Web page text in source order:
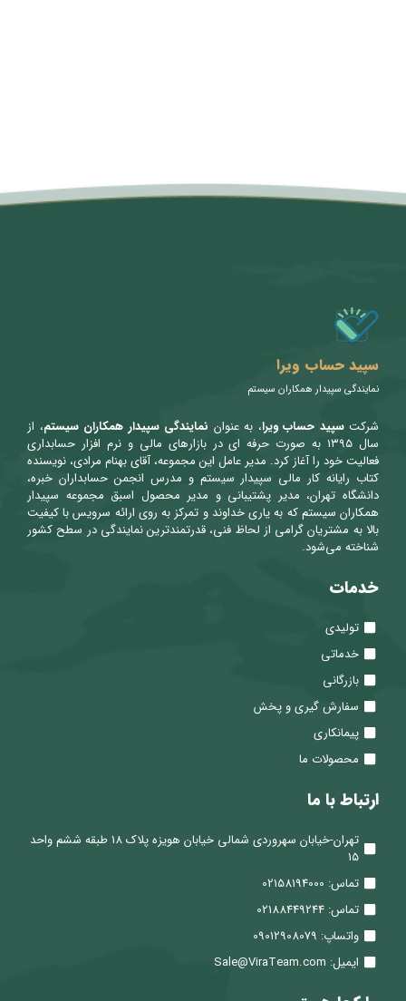
متن سربرگ خود را وارد کنید
سپید حساب ویرا
نمایندگی سپیدار همکاران سیستم
شرکتسپید حساب ویرا، به عنوان نمایندگی سپیدار همکاران سیستم، از
سال ۱۳۹۵ به صورت حرفه ای در بازارهای مالی و نرم افزار حسابداری
فعالیت خود را آغاز کرد. مدیر عامل این مجموعه، آقای بهنام مرادی، نویسنده
کتاب رایانه کار مالی سپیدار سیستم و مدرس انجمن حسابداران خبره،
دانشگاه تهران، مدیر پشتیبانی و مدیر محصول اسبق مجموعه سپیدار
همکاران سیستم که به یاری خداوند و تمرکز به روی ارائه سرویس با کیفیت
بالا به مشتریان گرامی از لحاظ فنی، قدرتمندترین نمایندگی در سطح کشور
شناخته می‌شود.
خدمات
تولیدی
خدماتی
بازرگانی
سفارش گیری و پخش
پیمانکاری
محصولات ما
ارتباط با ما
تهران-خیابان سهروردی شمالی خیابان هویزه پلاک 18 طبقه ششم واحد
15
تماس: 02158194000
تماس: 02188449244
واتساپ: 09012908079
ایمیل: Sale@ViraTeam.com